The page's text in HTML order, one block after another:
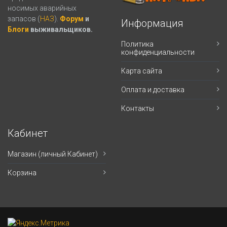
носимых аварийных
запасов (НАЗ). Форум и
Блоги выживальщиков.
Информация
Политика
конфиденциальности
Карта сайта
Оплата и доставка
Контакты
Кабинет
Магазин (личный Кабинет)
Корзина